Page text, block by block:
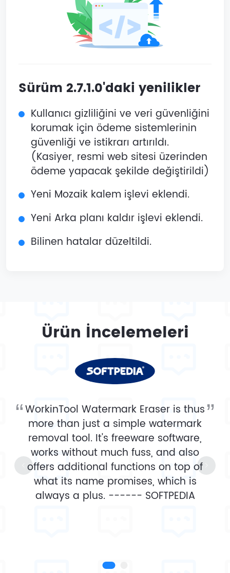
Sürüm 2.7.1.0'daki yenilikler
Kullanıcı gizliliğini ve veri güvenliğini
korumak için ödeme sistemlerinin
güvenliği ve istikrarı artırıldı.
(Kasiyer, resmi web sitesi üzerinden
ödeme yapacak şekilde değiştirildi)
Yeni Mozaik kalem işlevi eklendi.
Yeni Arka planı kaldır işlevi eklendi.
Bilinen hatalar düzeltildi.
Ürün İncelemeleri
WorkinTool Watermark Eraser is thus
more than just a simple watermark
removal tool. It's freeware software,
works without much fuss, and also
offers additional functions on top of
what its name promises, which is
always a plus. ------ SOFTPEDIA